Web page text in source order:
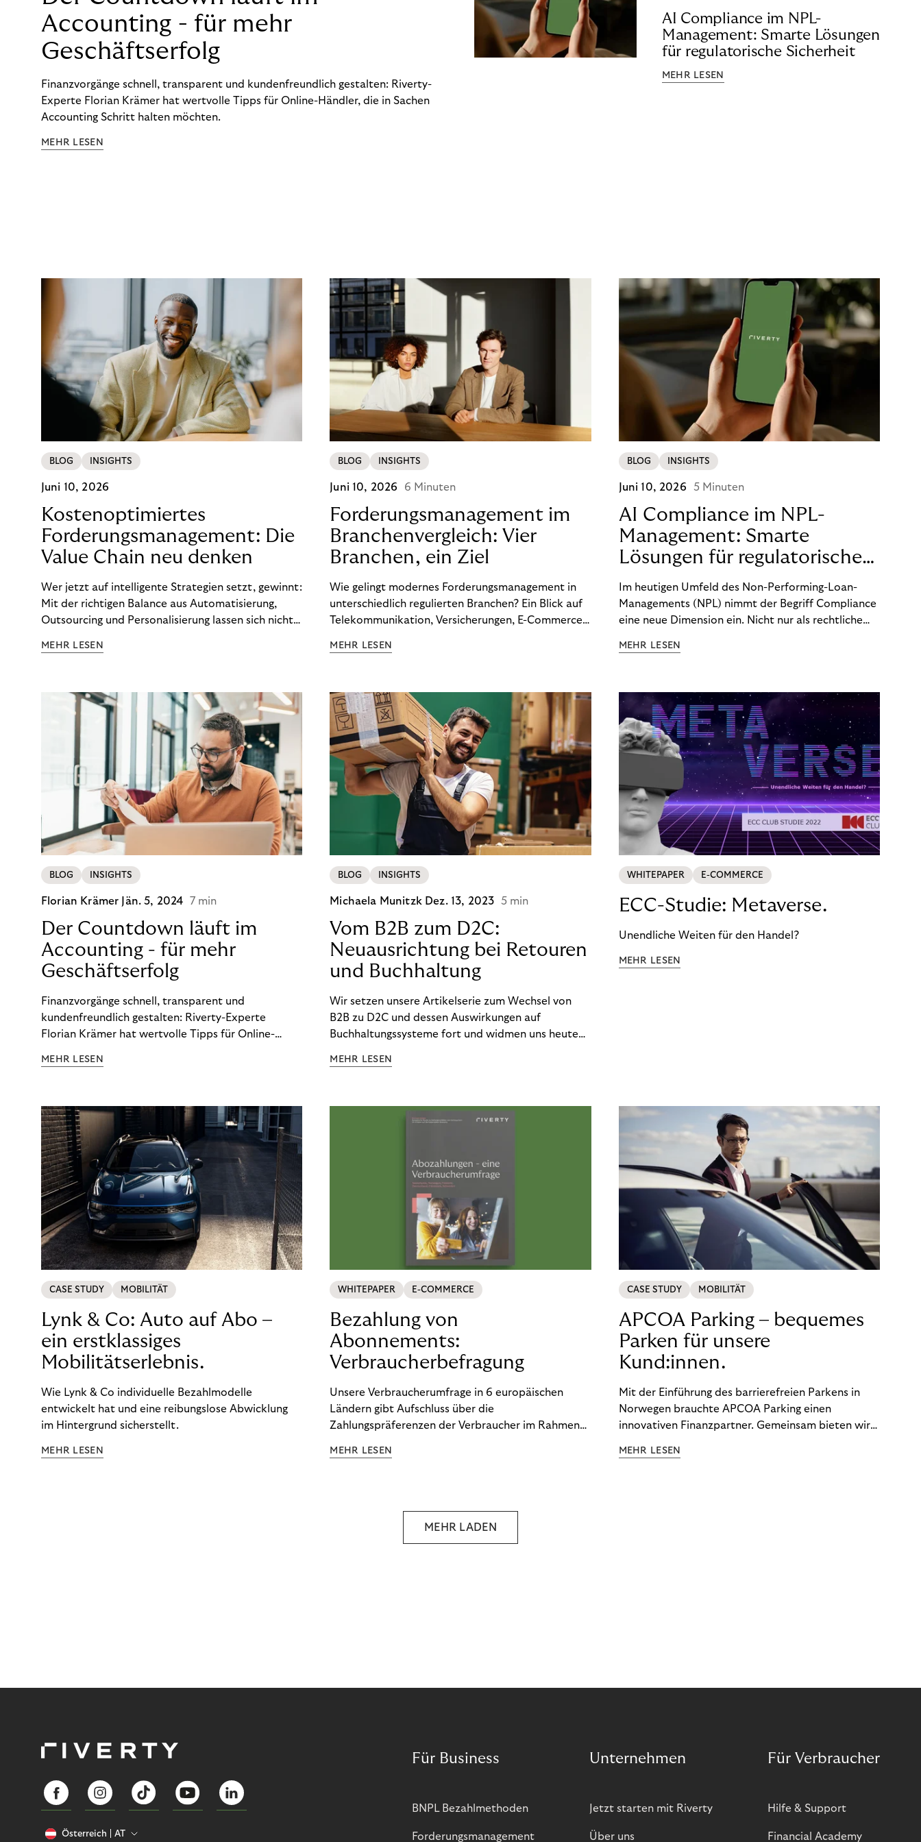
Accounting - für mehr
Geschäftserfolg
Finanzvorgänge schnell, transparent und kundenfreundlich gestalten: Riverty-
Experte Florian Krämer hat wertvolle Tipps für Online-Händler, die in Sachen
Accounting Schritt halten möchten.
MEHR LESEN
AI Compliance im NPL-
Management: Smarte Lösungen
für regulatorische Sicherheit
MEHR LESEN
BLOG INSIGHTS
Juni 10, 2026
Kostenoptimiertes
Forderungsmanagement: Die
Value Chain neu denken
Wer jetzt auf intelligente Strategien setzt, gewinnt:
Mit der richtigen Balance aus Automatisierung,
Outsourcing und Personalisierung lassen sich nicht
Ergebnisse sichern. Riverty zeigt, wie Recovery-
MEHR LESEN
BLOG INSIGHTS
Juni 10, 2026 6 Minuten
Forderungsmanagement im
Branchenvergleich: Vier
Branchen, ein Ziel
Wie gelingt modernes Forderungsmanagement in
unterschiedlich regulierten Branchen? Ein Blick auf
Telekommunikation, Versicherungen, E-Commerce
wirksam reduzieren will, braucht keine
MEHR LESEN
BLOG INSIGHTS
Juni 10, 2026 5 Minuten
AI Compliance im NPL-
Management: Smarte
Lösungen für regulatorische
Sicherheit
Im heutigen Umfeld des Non-Performing-Loan-
Managements (NPL) nimmt der Begriff Compliance
eine neue Dimension ein. Nicht nur als rechtliche
Wettbewerbsvorteil. In einem Umfeld steigender
(DSGVO) – geraten viele Unternehmen an die
Grenzen traditioneller Compliance-Mechanismen.
MEHR LESEN
BLOG INSIGHTS
Florian Krämer Jän. 5, 2024 7 min
Der Countdown läuft im
Accounting - für mehr
Geschäftserfolg
Finanzvorgänge schnell, transparent und
kundenfreundlich gestalten: Riverty-Experte
Florian Krämer hat wertvolle Tipps für Online-
möchten.
MEHR LESEN
BLOG INSIGHTS
Michaela Munitzk Dez. 13, 2023 5 min
Vom B2B zum D2C:
Neuausrichtung bei Retouren
und Buchhaltung
Wir setzen unsere Artikelserie zum Wechsel von
B2B zu D2C und dessen Auswirkungen auf
Buchhaltungssysteme fort und widmen uns heute
im D2C-Bereich.
MEHR LESEN
WHITEPAPER E-COMMERCE
ECC-Studie: Metaverse.
Unendliche Weiten für den Handel?
MEHR LESEN
CASE STUDY MOBILITÄT
Lynk & Co: Auto auf Abo –
ein erstklassiges
Mobilitätserlebnis.
Wie Lynk & Co individuelle Bezahlmodelle
entwickelt hat und eine reibungslose Abwicklung
im Hintergrund sicherstellt.
MEHR LESEN
WHITEPAPER E-COMMERCE
Bezahlung von
Abonnements:
Verbraucherbefragung
Unsere Verbraucherumfrage in 6 europäischen
Ländern gibt Aufschluss über die
Zahlungspräferenzen der Verbraucher im Rahmen
Ergebnisse, um zu erfahren, wie Sie
MEHR LESEN
CASE STUDY MOBILITÄT
APCOA Parking – bequemes
Parken für unsere
Kund:innen.
Mit der Einführung des barrierefreien Parkens in
Norwegen brauchte APCOA Parking einen
innovativen Finanzpartner. Gemeinsam bieten wir
Erlebnis.
MEHR LESEN
MEHR LADEN
Österreich AT
Für Business
BNPL Bezahlmethoden
Forderungsmanagement
Unternehmen
Jetzt starten mit Riverty
Über uns
Für Verbraucher
Hilfe & Support
Financial Academy